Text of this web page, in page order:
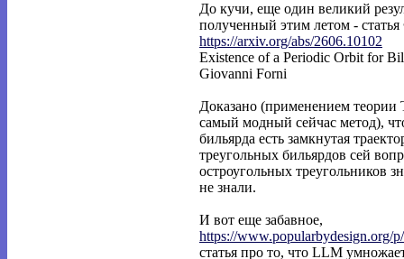
До кучи, еще один великий
полученный этим летом -
https://arxiv.org/abs/2606.10102
Existence of a Periodic Orbit for
Giovanni Forni
Доказано (применением теории
самый модный сейчас метод),
бильярда есть замкнутая
треугольных бильярдов сей
остроугольных треугольников
не знали.
И вот еще забавное,
https://www.popularbydesign.org/
статья про то, что LLM